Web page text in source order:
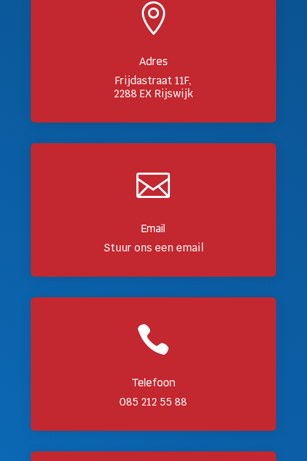

Adres
Frijdastraat 11F,
2288 EX Rijswijk

Email
Stuur ons een email

Telefoon
085 212 55 88